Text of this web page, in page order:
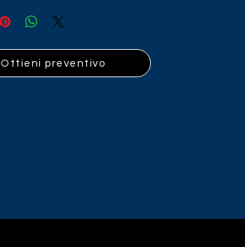
Ottieni preventivo